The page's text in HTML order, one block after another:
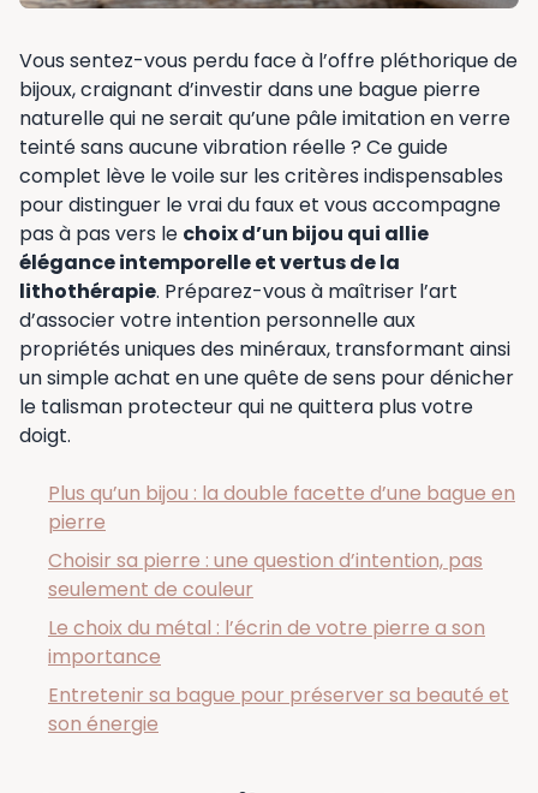
Vous sentez-vous perdu face à l’offre pléthorique de
bijoux, craignant d’investir dans une bague pierre
naturelle qui ne serait qu’une pâle imitation en verre
teinté sans aucune vibration réelle ? Ce guide
complet lève le voile sur les critères indispensables
pour distinguer le vrai du faux et vous accompagne
pas à pas vers le choix d’un bijou qui allie
élégance intemporelle et vertus de la
lithothérapie. Préparez-vous à maîtriser l’art
d’associer votre intention personnelle aux
propriétés uniques des minéraux, transformant ainsi
un simple achat en une quête de sens pour dénicher
le talisman protecteur qui ne quittera plus votre
doigt.
Plus qu’un bijou : la double facette d’une bague en
pierre
Choisir sa pierre : une question d’intention, pas
seulement de couleur
Le choix du métal : l’écrin de votre pierre a son
importance
Entretenir sa bague pour préserver sa beauté et
son énergie